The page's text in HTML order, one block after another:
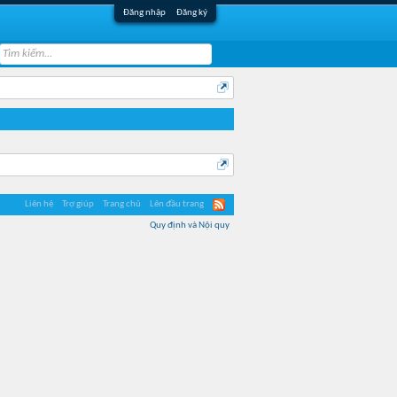
Đăng nhập Đăng ký
Liên hệ Trợ giúp Trang chủ Lên đầu trang
Quy định và Nội quy